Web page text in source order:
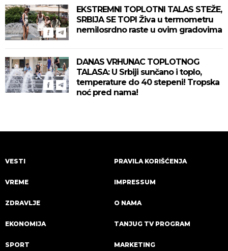
EKSTREMNI TOPLOTNI TALAS STEŽE,
SRBIJA SE TOPI Živa u termometru
nemilosrdno raste u ovim gradovima
DANAS VRHUNAC TOPLOTNOG
TALASA: U Srbiji sunčano i toplo,
temperature do 40 stepeni! Tropska
noć pred nama!
VESTI
VREME
ZDRAVLJE
EKONOMIJA
SPORT
PRAVILA KORIŠĆENJA
IMPRESSUM
O NAMA
TANJUG TV PROGRAM
MARKETING